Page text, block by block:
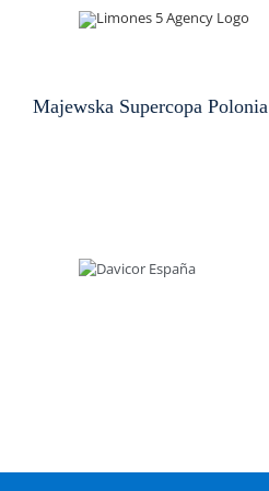
Majewska Supercopa Polonia